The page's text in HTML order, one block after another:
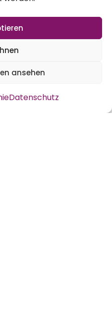
ansehen
Datenschutz
ca. 5 cm
ca. 10 cm und der
Aus